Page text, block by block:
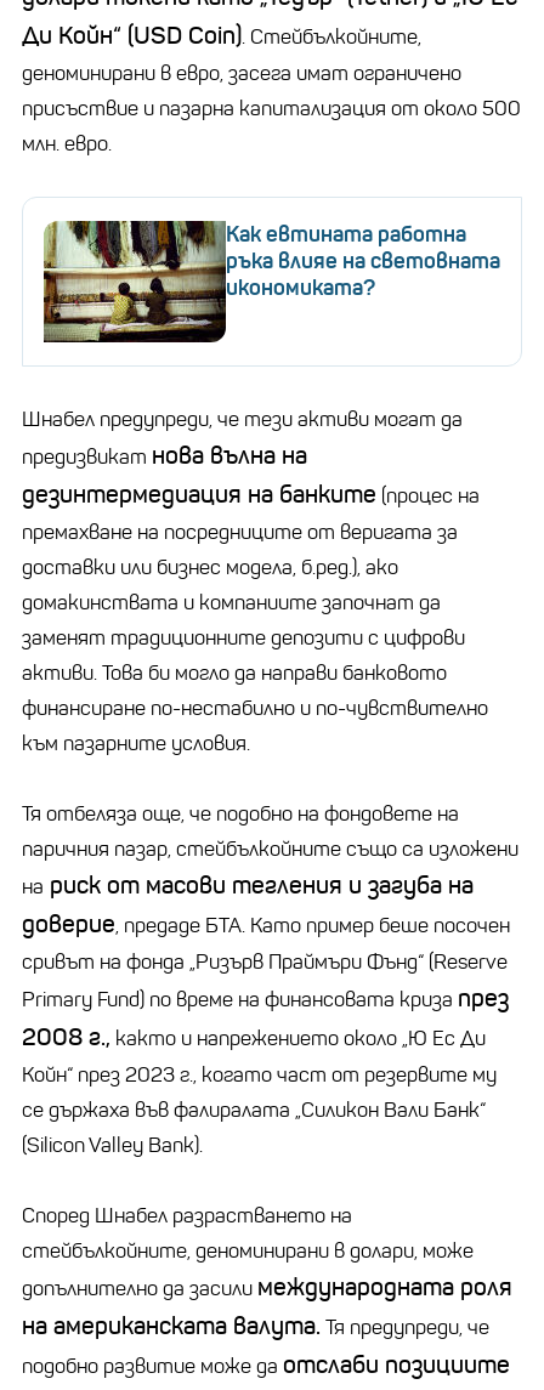
Ди Койн“ (USD Coin). Стейбълкойните,
деноминирани в евро, засега имат ограничено
присъствие и пазарна капитализация от около 500
млн. евро.
Как евтината работна
ръка влияе на световната
икономиката?
Шнабел предупреди, че тези активи могат да
предизвикат нова вълна на
дезинтермедиация на банките (процес на
премахване на посредниците от веригата за
доставки или бизнес модела, б.ред.), ако
домакинствата и компаниите започнат да
заменят традиционните депозити с цифрови
активи. Това би могло да направи банковото
финансиране по-нестабилно и по-чувствително
към пазарните условия.
Тя отбеляза още, че подобно на фондовете на
паричния пазар, стейбълкойните също са изложени
на риск от масови тегления и загуба на
доверие, предаде БТА. Като пример беше посочен
сривът на фонда „Ризърв Праймъри Фънд“ (Reserve
Primary Fund) по време на финансовата криза през
2008 г., както и напрежението около „Ю Ес Ди
Койн“ през 2023 г., когато част от резервите му
се държаха във фалиралата „Силикон Вали Банк“
(Silicon Valley Bank).
Според Шнабел разрастването на
стейбълкойните, деноминирани в долари, може
допълнително да засили международната роля
на американската валута. Тя предупреди, че
подобно развитие може да отслаби позициите